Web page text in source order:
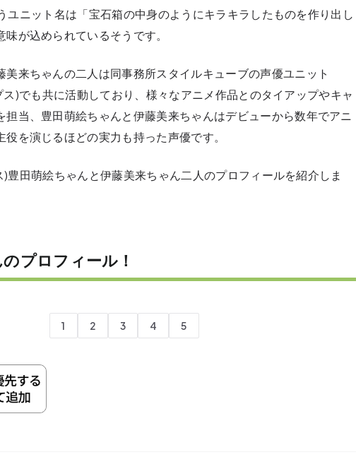
ユニット名は「宝石箱の中身のようにキラキラしたものを作り出し
が込められているそうです。
美来ちゃんの二人は同事務所スタイルキューブの声優ユニット
)でも共に活動しており、様々なアニメ作品とのタイアップやキャ
担当、豊田萌絵ちゃんと伊藤美来ちゃんはデビューから数年でアニ
を演じるほどの実力も持った声優です。
豊田萌絵ちゃんと伊藤美来ちゃん二人のプロフィールを紹介しま
プロフィール！
1 2 3 4 5